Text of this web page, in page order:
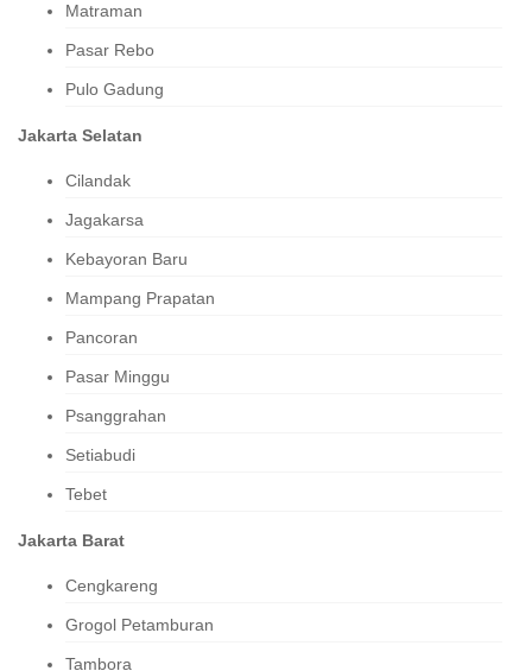
Matraman
Pasar Rebo
Pulo Gadung
Jakarta Selatan
Cilandak
Jagakarsa
Kebayoran Baru
Mampang Prapatan
Pancoran
Pasar Minggu
Psanggrahan
Setiabudi
Tebet
Jakarta Barat
Cengkareng
Grogol Petamburan
Tambora